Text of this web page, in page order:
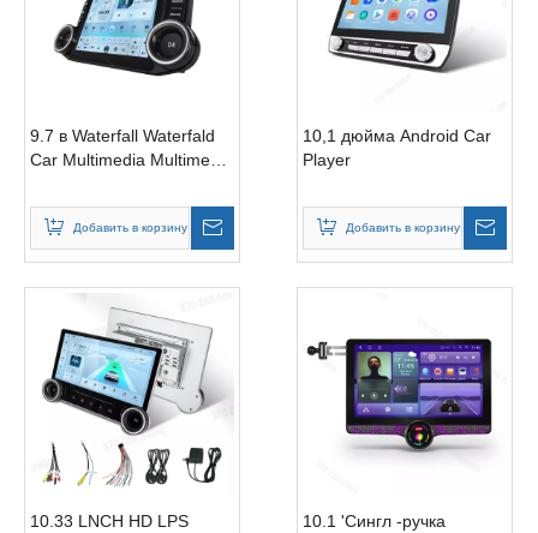
9.7 в Waterfall Waterfald
Car Multimedia Multimedia
Добавить в корзину
10,1 дюйма Android Car
Player
Добавить в корзину
10.33 LNCH HD LPS
10.1 'Сингл -ручка